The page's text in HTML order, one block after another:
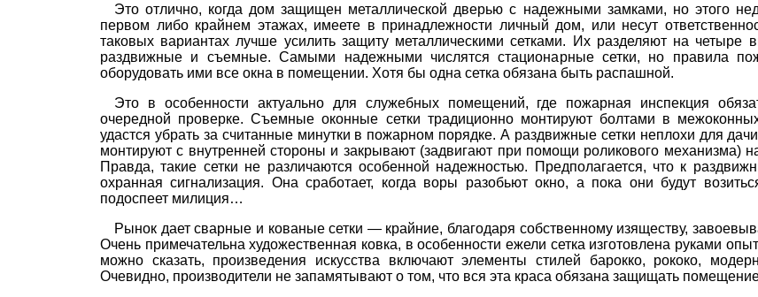
Это отлично, когда дом защищен металлической дверью с надежными замками, но этого
первом либо крайнем этажах, имеете в принадлежности личный дом, или несут
таковых вариантах лучше усилить защиту металлическими сетками. Их разделяют на четыре
раздвижные и съемные. Самыми надежными числятся стационарные сетки, но правила
оборудовать ими все окна в помещении. Хотя бы одна сетка обязана быть распашной.
Это в особенности актуально для служебных помещений, где пожарная инспекция
очередной проверке. Съемные оконные сетки традиционно монтируют болтами в
удастся убрать за считанные минутки в пожарном порядке. А раздвижные сетки неплохи для
монтируют с внутренней стороны и закрывают (задвигают при помощи роликового механизма)
Правда, такие сетки не различаются особенной надежностью. Предполагается, что к
охранная сигнализация. Она сработает, когда воры разобьют окно, а пока они будут
подоспеет милиция…
Рынок дает сварные и кованые сетки — крайние, благодаря собственному изяществу,
Очень примечательна художественная ковка, в особенности ежели сетка изготовлена руками
можно сказать, произведения искусства включают элементы стилей барокко, рококо,
Очевидно, производители не запамятывают о том, что вся эта краса обязана защищать